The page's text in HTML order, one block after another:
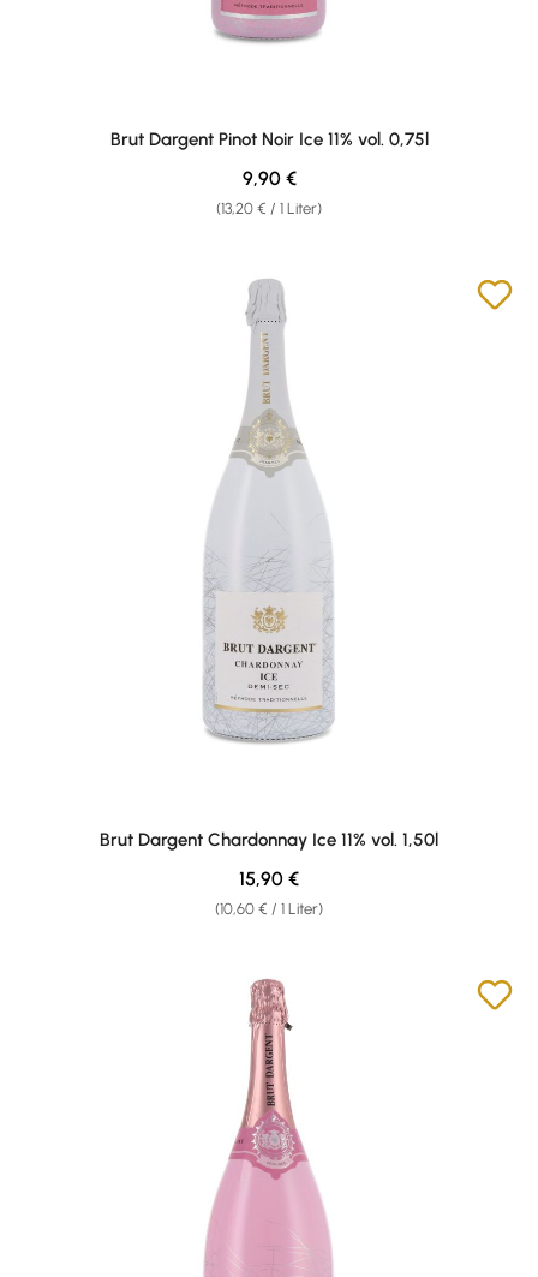
Brut Dargent Pinot Noir Ice 11% vol. 0,75l
(13,20 € / 1 Liter)
Regulärer Preis:
9,90 €
Brut Dargent Chardonnay Ice 11% vol. 1,50l
(10,60 € / 1 Liter)
Regulärer Preis:
15,90 €